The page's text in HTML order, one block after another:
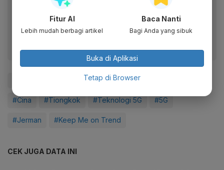
fitur menarik lainnya lewat aplikasi mobile Katadata.
#Telepon Seluler #Ponsel
#Cina #Tiongkok #Teknologi 5G #5G
#Jerman #Keep Me on Trend
CEK JUGA DATA INI
Fitur AI
Lebih mudah berbagi artikel
Baca Nanti
Bagi Anda yang sibuk
Buka di Aplikasi
Tetap di Browser